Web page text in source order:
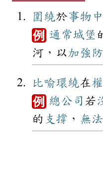
圍繞於事物
例 通常城堡
河，以 加強
比喻環繞在
例 總公司 若
的 支撐 ， 無法